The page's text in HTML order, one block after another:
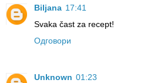
Biljana 17:41
Svaka čast za recept!
Одговори
Unknown 01:23